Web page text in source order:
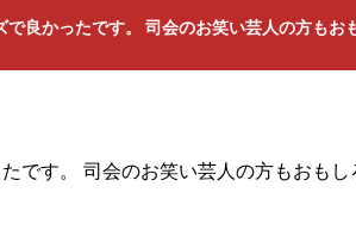
良かったです。 司会のお笑い芸人の方もお
です。 司会のお笑い芸人の方もおも